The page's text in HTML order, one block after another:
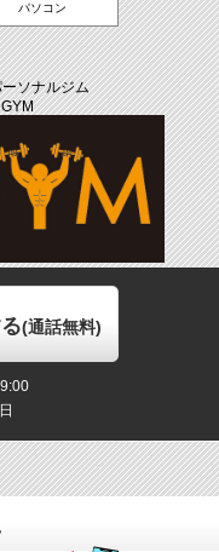
パソコン
ソナルジム
(通話無料)